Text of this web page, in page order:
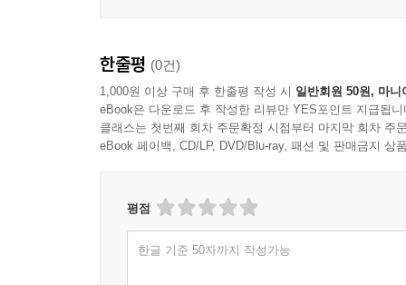
한줄평 (0건)
1,000원 이상 구매 후 한줄평 작성 시 일반회원 50원, 마니
eBook은 다운로드 후 작성한 리뷰만 YES포인트 지급됩니
클래스는 첫번째 회차 주문확정 시점부터 마지막 회차 주
eBook 페이백, CD/LP, DVD/Blu-ray, 패션 및 판매금지 상
평점
한글 기준 50자까지 작성가능